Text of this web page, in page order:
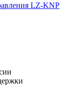
LZ-KNP